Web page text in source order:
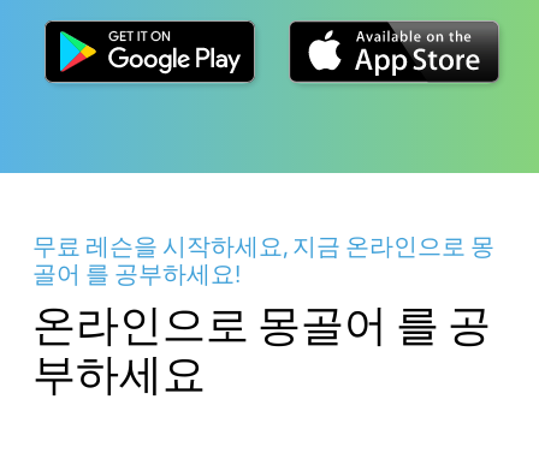
무료 레슨을 시작하세요, 지금 온라인으로 몽
골어 를 공부하세요!
온라인으로 몽골어 를 공
부하세요